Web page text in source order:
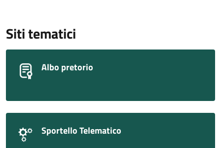
Siti tematici
Albo pretorio
Sportello Telematico